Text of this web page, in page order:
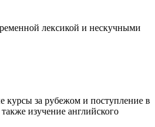
лексикой и нескучными
за рубежом и поступление в
изучение английского